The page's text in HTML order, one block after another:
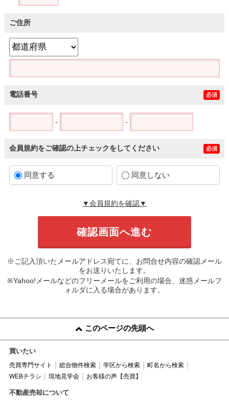
ご住所
電話番号 必須
- -
会員規約をご確認の上チェックをしてください 必須
同意する 同意しない
▼会員規約を確認▼
※ご記入頂いたメールアドレス宛てに、お問合せ内容の確認メール
をお送りいたします。
※Yahoo!メールなどのフリーメールをご利用の場合、迷惑メールフ
ォルダに入る場合があります。
このページの先頭へ
買いたい
売買専門サイト 総合物件検索 学区から検索
町名から検索
WEBチラシ
現地見学会 お客様の声【売買】
不動産売却について